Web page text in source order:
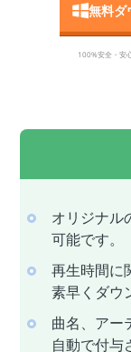
無料ダ
100%安全・安
オリジナル
可能です。
再生時間に
素早くダウ
曲名、アー
自動で付与